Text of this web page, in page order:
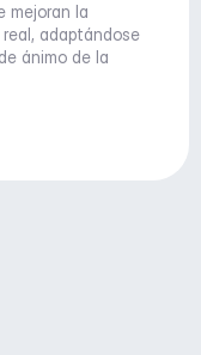
mejoran la
adaptándose
ánimo de la